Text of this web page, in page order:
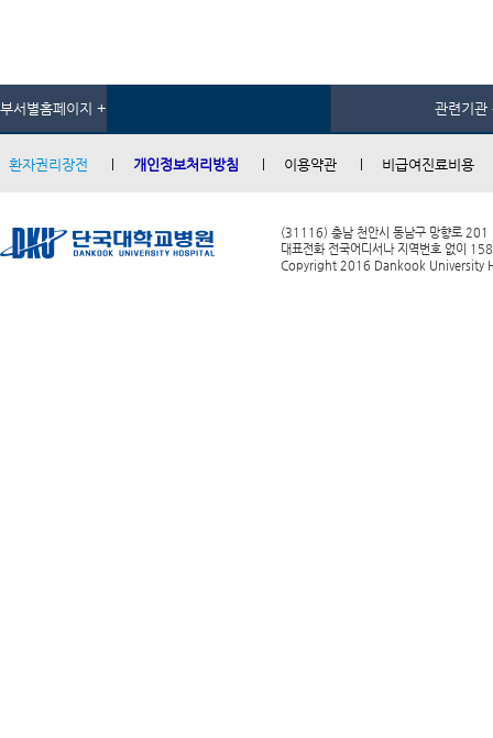
부서별홈페이지 + 관련기관
환자권리장전 개인정보처리방침 이용약관 비급여진료비용
(31116) 충남 천안시 동남구 망향로 201
대표전화 전국어디서나 지역번호 없이
Copyright 2016 Dankook University